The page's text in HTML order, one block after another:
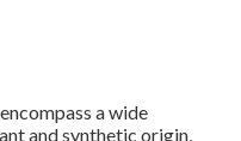
a wide
and synthetic origin,